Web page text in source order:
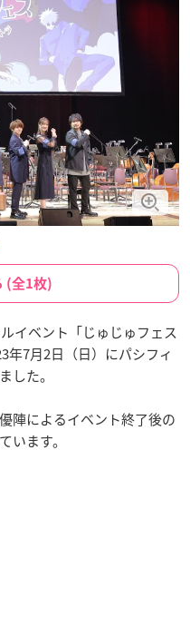
(全1枚)
イベント「じゅじゅフェス
年7月2日（日）にパシフィ
した。
陣によるイベント終了後の
います。